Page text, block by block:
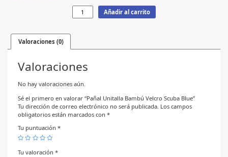
Añadir al carrito
Valoraciones (0)
Valoraciones
No hay valoraciones aún.
Sé el primero en valorar “Pañal Unitalla Bambú Velcro Scuba Blue”
Tu dirección de correo electrónico no será publicada. Los campos
obligatorios están marcados con *
Tu puntuación *
Tu valoración *